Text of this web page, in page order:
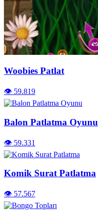
Woobies Patlat
👁️ 59.819
Balon Patlatma Oyunu
👁️ 59.331
Komik Surat Patlatma
👁️ 57.567